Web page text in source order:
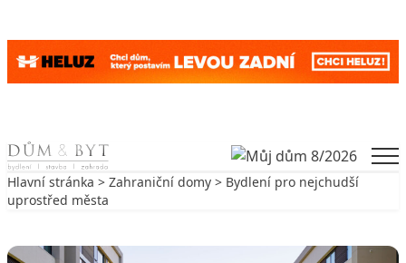
Skip to content
Hlavní stránka > Zahraniční domy > Bydlení pro nejchudší
uprostřed města